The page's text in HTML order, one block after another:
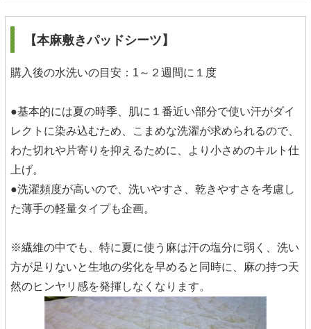
【本麻敷きパッドシーツ】
購入後の水洗いの目安：1～２週間に１度
●基本的には夏の時季、肌に１番近い部分で使い汗がダイ
レクトに染み込むため、こまめな洗濯が求められるので、
わた切れや片寄りを抑えるために、より小さめのキルト仕
上げ。
●洗濯頻度が高いので、洗いやすさ、乾きやすさを考慮し
た薄手の軽量タイプも企画。
※繊維の中でも、特に夏に使う麻は汗の塩分に弱く、洗い
方が足りないと生地の劣化を早めると同時に、麻の持つ天
然のヒンヤリ感を発揮しなくなります。